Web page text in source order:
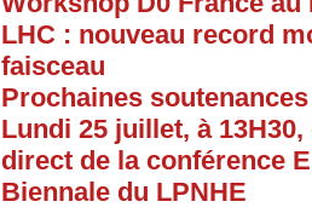
LHC : nouveau record
faisceau
Prochaines
Lundi 25 juillet, à
direct de la conférence
Biennale du LPNHE